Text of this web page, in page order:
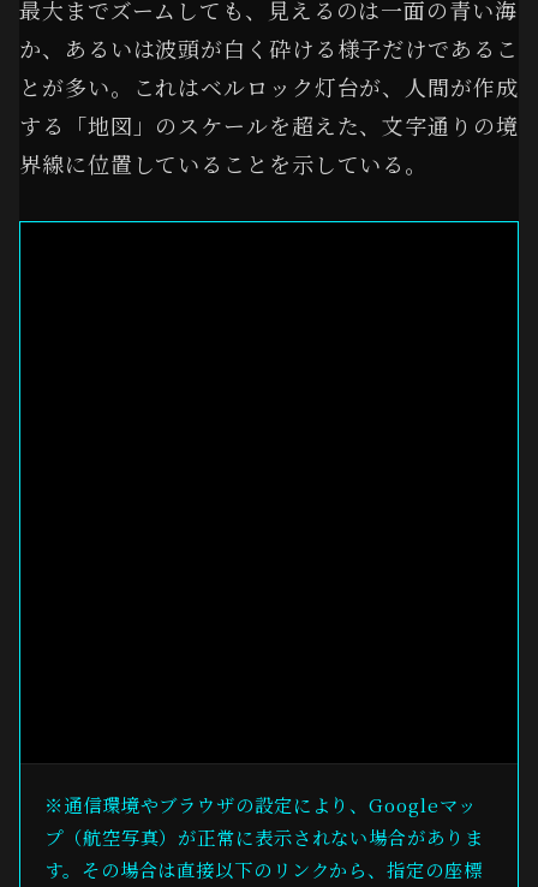
最大までズームしても、見えるのは一面の青い海
か、あるいは波頭が白く砕ける様子だけであるこ
とが多い。これはベルロック灯台が、人間が作成
する「地図」のスケールを超えた、文字通りの境
界線に位置していることを示している。
※通信環境やブラウザの設定により、Googleマッ
プ（航空写真）が正常に表示されない場合がありま
す。その場合は直接以下のリンクから、指定の座標